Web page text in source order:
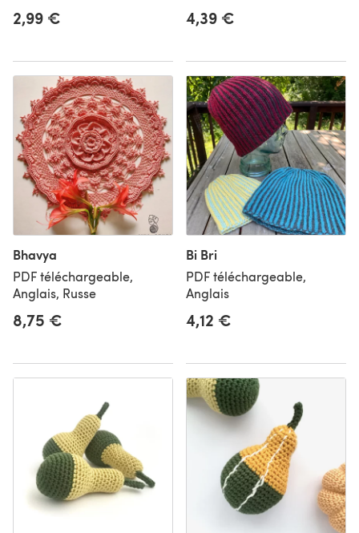
2,99 € 4,39 €
Bhavya
PDF téléchargeable,
Anglais, Russe
8,75 €
Bi Bri
PDF téléchargeable,
Anglais
4,12 €